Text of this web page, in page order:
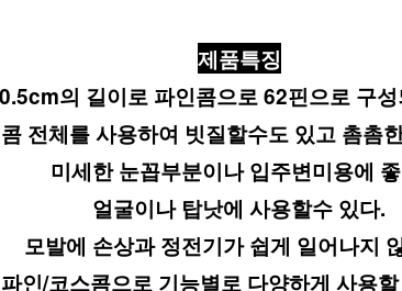
제품특징
의 길이로 파인콤으로 62핀으로 구
콤 전체를 사용하여 빗질할수도 있고 촘촘
미세한 눈꼽부분이나 입주변미용에
얼굴이나 탑낫에 사용할수 있다.
모발에 손상과 정전기가 쉽게 일어나지
파인/코스콤으로 기능별로 다양하게 사용